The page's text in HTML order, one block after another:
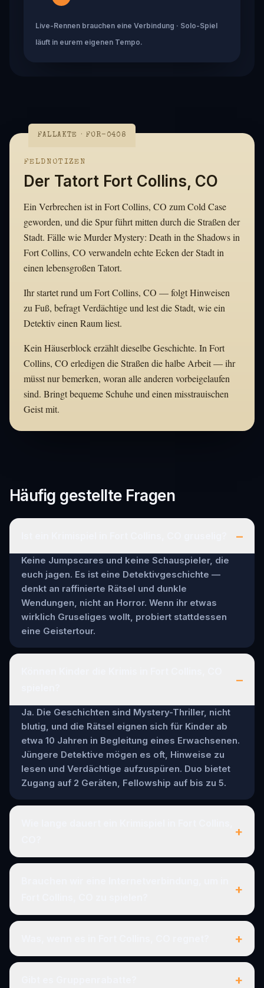
Live-Rennen brauchen eine Verbindung · Solo-Spiel
läuft in eurem eigenen Tempo.
FALLAKTE · FOR-0408
FELDNOTIZEN
Der Tatort Fort Collins, CO
Ein Verbrechen ist in Fort Collins, CO zum Cold Case
geworden, und die Spur führt mitten durch die Straßen der
Stadt. Fälle wie Murder Mystery: Death in the Shadows in
Fort Collins, CO verwandeln echte Ecken der Stadt in
einen lebensgroßen Tatort.
Ihr startet rund um Fort Collins, CO — folgt Hinweisen
zu Fuß, befragt Verdächtige und lest die Stadt, wie ein
Detektiv einen Raum liest.
Kein Häuserblock erzählt dieselbe Geschichte. In Fort
Collins, CO erledigen die Straßen die halbe Arbeit — ihr
müsst nur bemerken, woran alle anderen vorbeigelaufen
sind. Bringt bequeme Schuhe und einen misstrauischen
Geist mit.
Häufig gestellte Fragen
–
Keine Jumpscares und keine Schauspieler, die
euch jagen. Es ist eine Detektivgeschichte —
denkt an raffinierte Rätsel und dunkle
Wendungen, nicht an Horror. Wenn ihr etwas
wirklich Gruseliges wollt, probiert stattdessen
eine Geistertour.
–
Ja. Die Geschichten sind Mystery-Thriller, nicht
blutig, und die Rätsel eignen sich für Kinder ab
etwa 10 Jahren in Begleitung eines Erwachsenen.
Jüngere Detektive mögen es oft, Hinweise zu
lesen und Verdächtige aufzuspüren. Duo bietet
Zugang auf 2 Geräten, Fellowship auf bis zu 5.
+
+
+
+